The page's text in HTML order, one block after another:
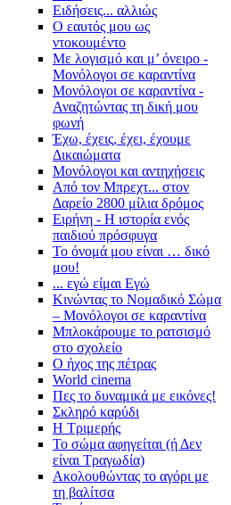
Ειδήσεις... αλλιώς
Ο εαυτός μου ως
ντοκουμέντο
Με λογισμό και μ’ όνειρο -
Μονόλογοι σε καραντίνα
Μονόλογοι σε καραντίνα -
Αναζητώντας τη δική μου
φωνή
Έχω, έχεις, έχει, έχουμε
Δικαιώματα
Μονόλογοι και αντηχήσεις
Από τον Μπρεχτ... στον
Δαρείο 2800 μίλια δρόμος
Ειρήνη - Η ιστορία ενός
παιδιού πρόσφυγα
Το όνομά μου είναι … δικό
μου!
... εγώ είμαι Εγώ
Κινώντας το Νομαδικό Σώμα
– Μονόλογοι σε καραντίνα
Μπλοκάρουμε το ρατσισμό
στο σχολείο
Ο ήχος της πέτρας
World cinema
Πες το δυναμικά με εικόνες!
Σκληρό καρύδι
Η Τριμερής
Το σώμα αφηγείται (ή Δεν
είναι Τραγωδία)
Ακολουθώντας το αγόρι με
τη βαλίτσα